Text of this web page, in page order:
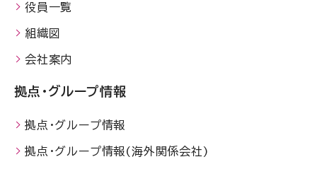
役員一覧
組織図
会社案内
拠点・グループ情報
拠点・グループ情報
拠点・グループ情報(海外関係会社)